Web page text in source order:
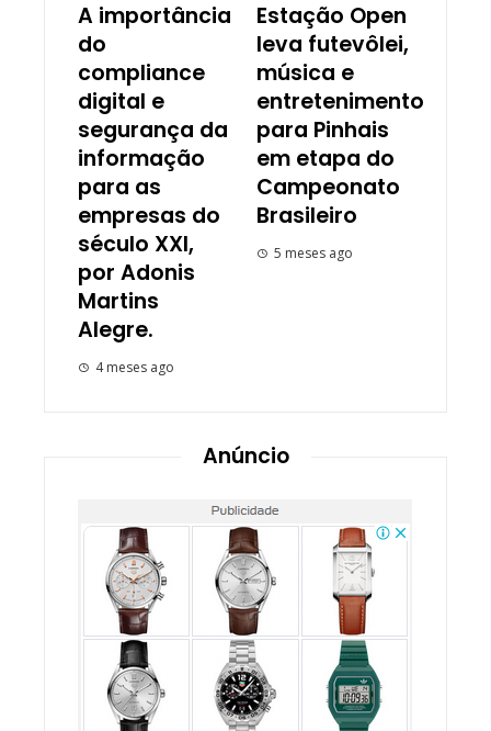
A importância
do
compliance
digital e
segurança da
informação
para as
empresas do
século XXI,
por Adonis
Martins
Alegre.
4 meses ago
Estação Open
leva futevôlei,
música e
entretenimento
para Pinhais
em etapa do
Campeonato
Brasileiro
5 meses ago
Anúncio